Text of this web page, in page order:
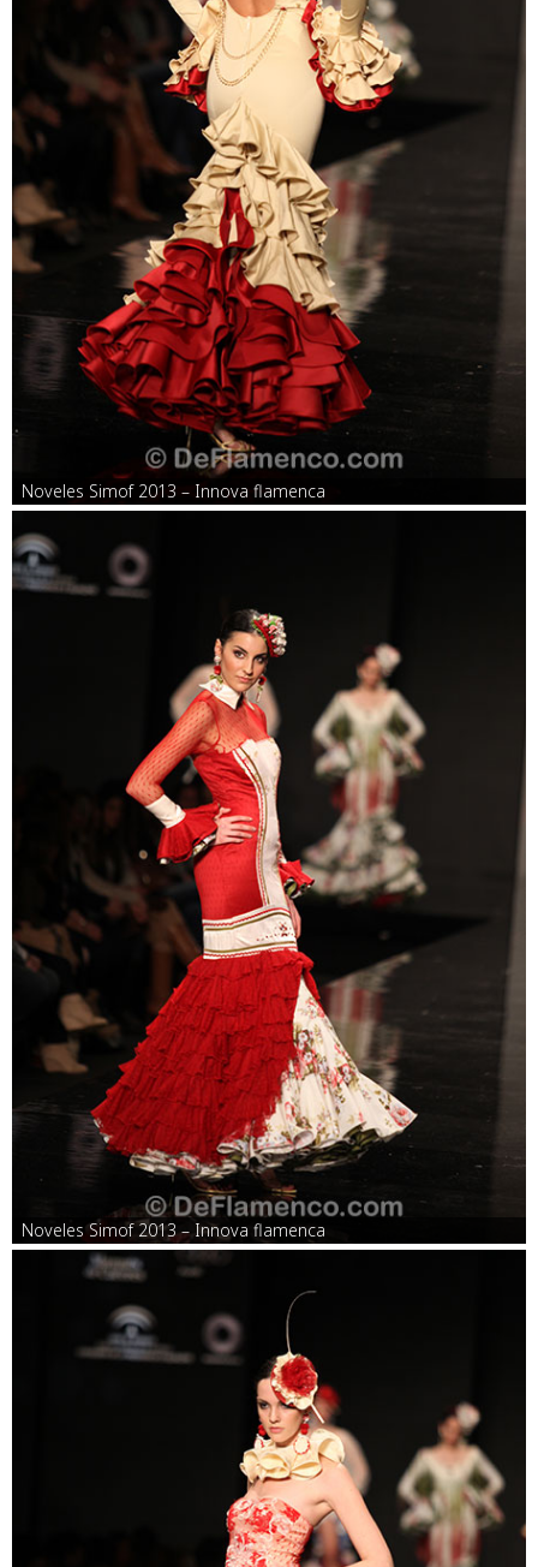
Noveles Simof 2013 – Innova flamenca
Noveles Simof 2013 – Innova flamenca